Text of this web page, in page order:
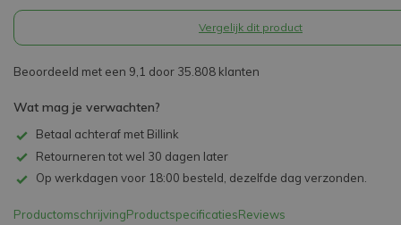
Vergelijk dit product
Beoordeeld met een 9,1 door 35.808 klanten
Wat mag je verwachten?
Betaal achteraf met Billink
Retourneren tot wel 30 dagen later
Op werkdagen voor 18:00 besteld, dezelfde dag verzonden.
ProductomschrijvingProductspecificatiesReviews